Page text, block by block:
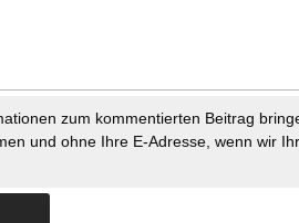
zum kommentierten Beitrag
und ohne Ihre E-Adresse, wenn wir